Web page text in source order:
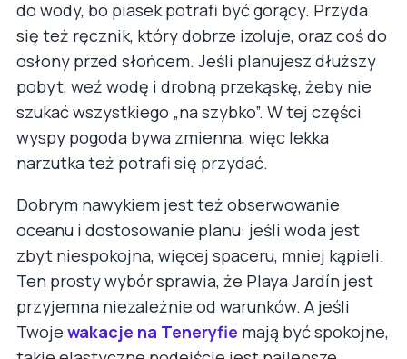
do wody, bo piasek potrafi być gorący. Przyda
się też ręcznik, który dobrze izoluje, oraz coś do
osłony przed słońcem. Jeśli planujesz dłuższy
pobyt, weź wodę i drobną przekąskę, żeby nie
szukać wszystkiego „na szybko”. W tej części
wyspy pogoda bywa zmienna, więc lekka
narzutka też potrafi się przydać.
Dobrym nawykiem jest też obserwowanie
oceanu i dostosowanie planu: jeśli woda jest
zbyt niespokojna, więcej spaceru, mniej kąpieli.
Ten prosty wybór sprawia, że Playa Jardín jest
przyjemna niezależnie od warunków. A jeśli
Twoje wakacje na Teneryfie mają być spokojne,